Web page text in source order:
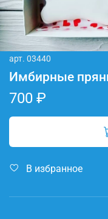
арт. 03440
Имбирные
700 ₽
В избранное